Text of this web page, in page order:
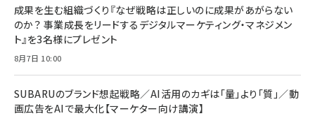
￥1,100
anan(アンアン)2026/07/08号 No.2502[2026
￥880
ママ投資家が育休中に１億貯めた株式投資
すい ガイド枠付き いPhone17 (6.3インチ) 対応
2枚セット DSP25F1698
￥1,599
￥6,980
￥5,000
Anker PowerLine III Flow USB-C & USB-C
Pro/Air 各種対応 (1.8m ミッドナイトブラック)
￥1,890
成果を生む組織づくり『なぜ戦略は正しいのに成果があがらない
のか？ 事業成長をリードするデジタルマーケティング・マネジメン
ト』を3名様にプレゼント
8月7日 10:00
SUBARUのブランド想起戦略／AI活用のカギは「量」より「質」／動
画広告をAIで最大化【マーケター向け講演】